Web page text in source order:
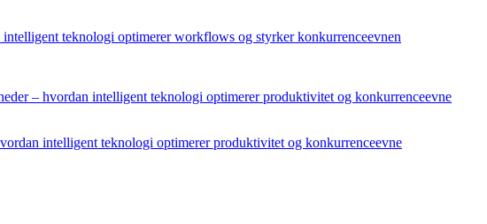
teknologi optimerer workflows og styrker konkurrenceevnen
intelligent teknologi optimerer produktivitet og konkurrenceevne